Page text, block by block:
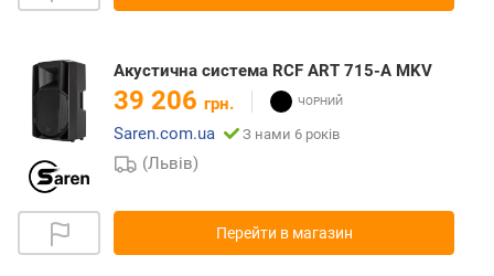
Акустична система RCF ART 715-A MKV
39 206 грн.
Saren.com.ua
З нами 6 років
(Львів)
Перейти в магазин